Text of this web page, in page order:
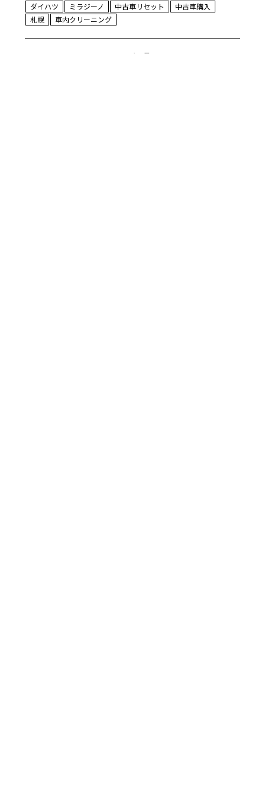
ダイハツ
ミラジーノ 中古車リセット
中古車購入
札幌
車内クリーニング
2026年4月18日